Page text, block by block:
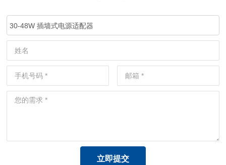
30-48W 插墙式电源适配器
立即提交